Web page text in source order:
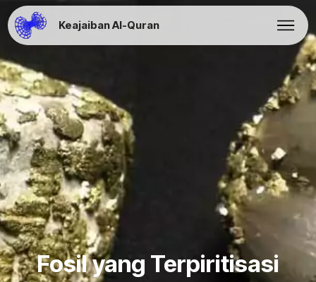
Keajaiban Al-Quran
Fosil yang Terpiritisasi